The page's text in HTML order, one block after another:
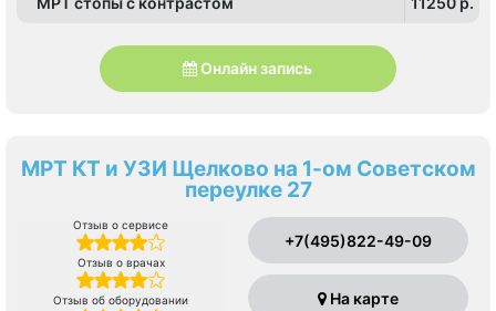
Онлайн запись
МРТ КТ и УЗИ Щелково на 1-ом Советском
переулке 27
Отзыв о сервисе
Отзыв о врачах
Отзыв об оборудовании
+7(495)822-49-09
На карте